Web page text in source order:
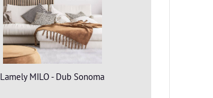
Lamely MILO - Dub Sonoma